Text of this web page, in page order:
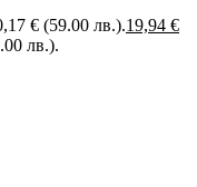
€ (59.00 лв.).19,94 €
лв.).